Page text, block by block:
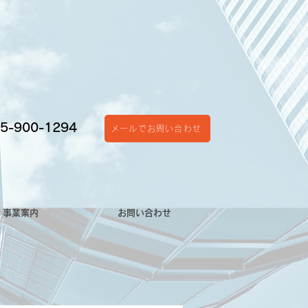
900-1294 メールでお問い合わせ
事業案内 お問い合わせ